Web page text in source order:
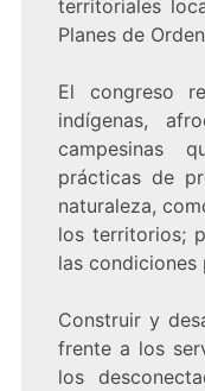
territoriales
Planes de
El congreso
indígenas,
campesinas
prácticas de
naturaleza,
los territorios;
las condiciones
Construir y
frente a los
los